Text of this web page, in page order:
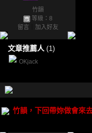
竹韻
等級：8
留言
加入好友
文章推薦人 (1)
OKjack
竹韻，下回帶妳做會來